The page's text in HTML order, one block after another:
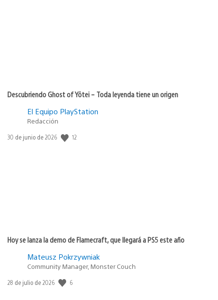
Descubriendo Ghost of Yōtei – Toda leyenda tiene un origen
El Equipo PlayStation
Redacción
Fecha
30 de junio de 2026 12
Hoy se lanza la demo de Flamecraft, que llegará a PS5 este año
Mateusz Pokrzywniak
Community Manager, Monster Couch
Fecha
28 de julio de 2026 6